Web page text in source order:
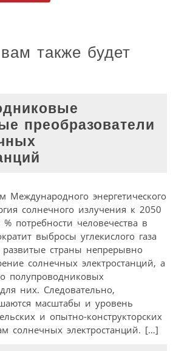
также будет
преобразователи
Международного энергетического
солнечного излучения к 2050
потребности человечества в
выбросы углекислого газа
страны непрерывно
солнечных электростанций, а
полупроводниковых
них. Следовательно,
масштабы и уровень
и опытно-конструкторских
солнечных электростанций. […]